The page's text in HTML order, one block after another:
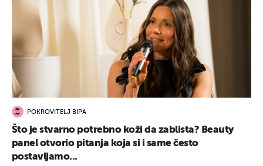
POKROVITELJ BIPA
Što je stvarno potrebno koži da zablista? Beauty
panel otvorio pitanja koja si i same često
postavljamo...
UKLJUČITE NOTIFIKACIJE